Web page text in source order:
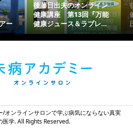
ー
後藤日出夫のオンライン
健康講座 第13回『万能
健康ジュース＆ラブレ...
/オンラインサロンで学ぶ病気にならない真実
医学. All Rights Reserved.